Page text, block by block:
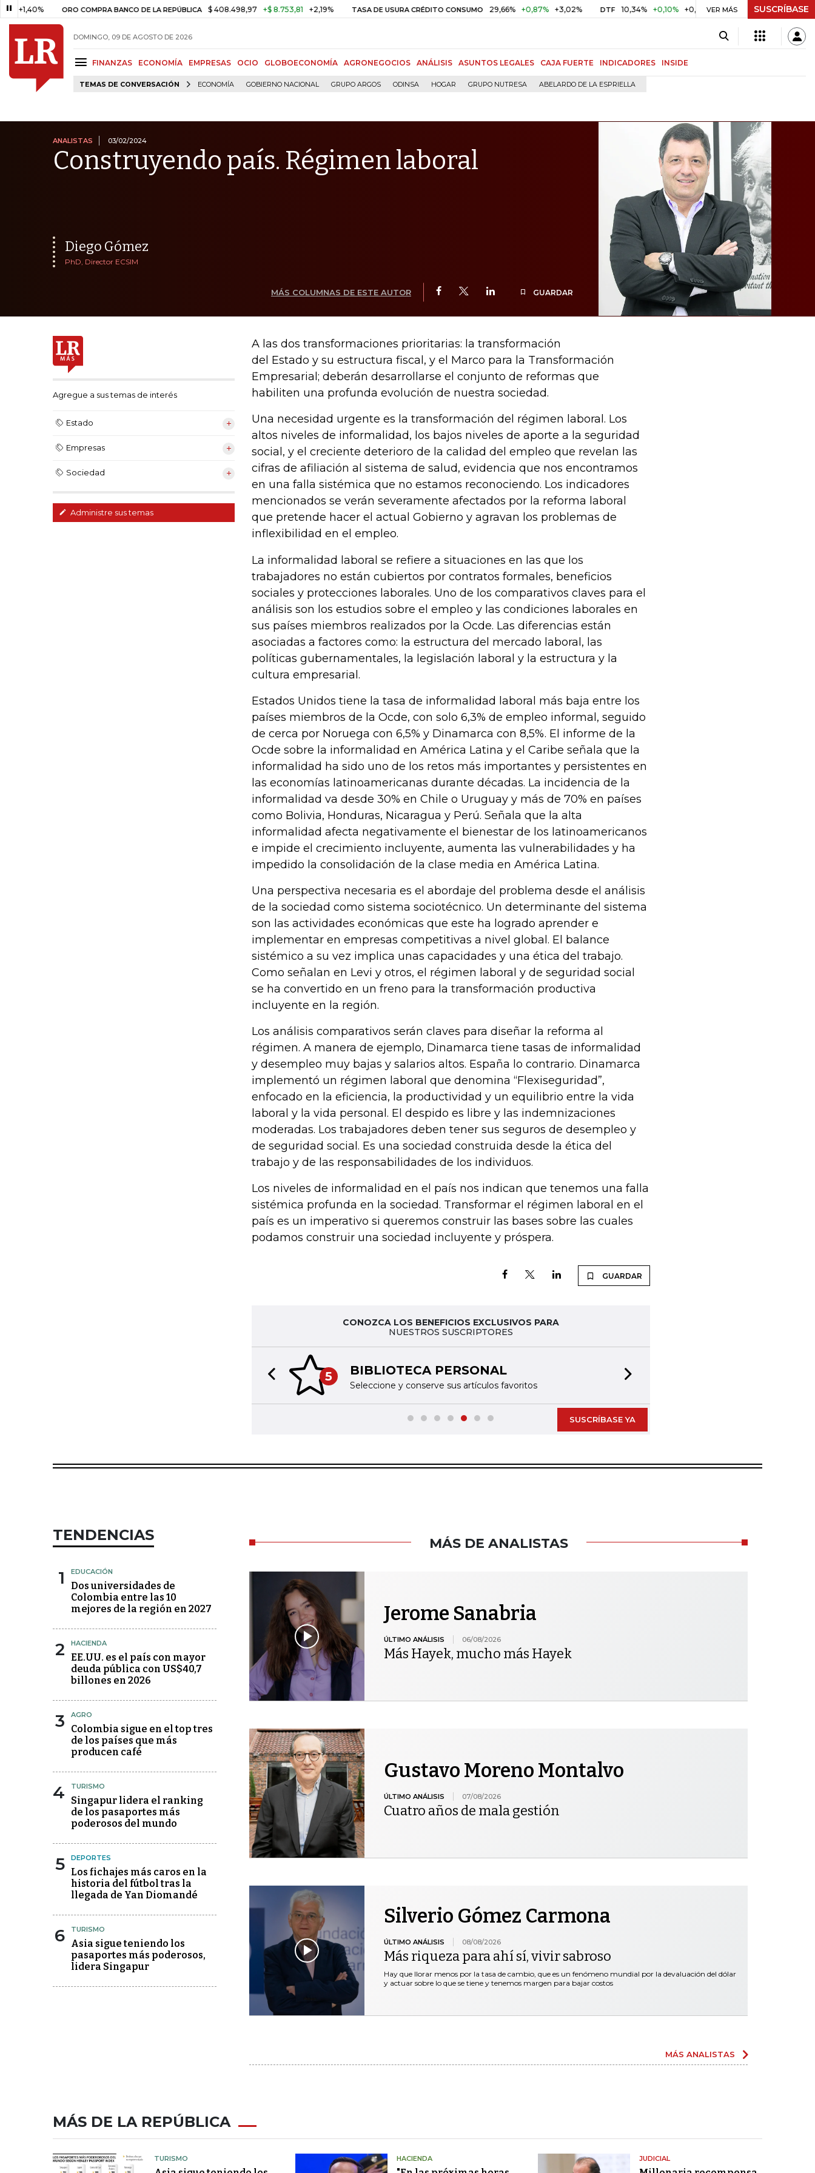
ORO COMPRA BANCO DE LA REPÚBLICA $ 408.498,97 +$ 8.753,81 +2,19% TASA DE USURA CRÉDITO CONSUMO 29,66% +0,87% +3,02% DTF 10,34% +0,10% +0,98% UVR $ 417,01 +$ 0,05 +0,01%
VER MÁS SUSCRÍBASE
DOMINGO, 09 DE AGOSTO DE 2026
FINANZAS ECONOMÍA EMPRESAS OCIO GLOBOECONOMÍA AGRONEGOCIOS ANÁLISIS ASUNTOS LEGALES CAJA FUERTE INDICADORES INSIDE
TEMAS DE CONVERSACIÓN ECONOMÍA GOBIERNO NACIONAL GRUPO ARGOS ODINSA HOGAR GRUPO NUTRESA ABELARDO DE LA ESPRIELLA
ANALISTAS 03/02/2024
Construyendo país. Régimen laboral
Diego Gómez
PhD, Director ECSIM
MÁS COLUMNAS DE ESTE AUTOR GUARDAR
Agregue a sus temas de interés
Estado
Empresas
Sociedad
Administre sus temas
A las dos transformaciones prioritarias: la transformación
del Estado y su estructura fiscal, y el Marco para la Transformación
Empresarial; deberán desarrollarse el conjunto de reformas que
habiliten una profunda evolución de nuestra sociedad.
Una necesidad urgente es la transformación del régimen laboral. Los
altos niveles de informalidad, los bajos niveles de aporte a la seguridad
social, y el creciente deterioro de la calidad del empleo que revelan las
cifras de afiliación al sistema de salud, evidencia que nos encontramos
en una falla sistémica que no estamos reconociendo. Los indicadores
mencionados se verán severamente afectados por la reforma laboral
que pretende hacer el actual Gobierno y agravan los problemas de
inflexibilidad en el empleo.
La informalidad laboral se refiere a situaciones en las que los
trabajadores no están cubiertos por contratos formales, beneficios
sociales y protecciones laborales. Uno de los comparativos claves para el
análisis son los estudios sobre el empleo y las condiciones laborales en
sus países miembros realizados por la Ocde. Las diferencias están
asociadas a factores como: la estructura del mercado laboral, las
políticas gubernamentales, la legislación laboral y la estructura y la
cultura empresarial.
Estados Unidos tiene la tasa de informalidad laboral más baja entre los
países miembros de la Ocde, con solo 6,3% de empleo informal, seguido
de cerca por Noruega con 6,5% y Dinamarca con 8,5%. El informe de la
Ocde sobre la informalidad en América Latina y el Caribe señala que la
informalidad ha sido uno de los retos más importantes y persistentes en
las economías latinoamericanas durante décadas. La incidencia de la
informalidad va desde 30% en Chile o Uruguay y más de 70% en países
como Bolivia, Honduras, Nicaragua y Perú. Señala que la alta
informalidad afecta negativamente el bienestar de los latinoamericanos
e impide el crecimiento incluyente, aumenta las vulnerabilidades y ha
impedido la consolidación de la clase media en América Latina.
Una perspectiva necesaria es el abordaje del problema desde el análisis
de la sociedad como sistema sociotécnico. Un determinante del sistema
son las actividades económicas que este ha logrado aprender e
implementar en empresas competitivas a nivel global. El balance
sistémico a su vez implica unas capacidades y una ética del trabajo.
Como señalan en Levi y otros, el régimen laboral y de seguridad social
se ha convertido en un freno para la transformación productiva
incluyente en la región.
Los análisis comparativos serán claves para diseñar la reforma al
régimen. A manera de ejemplo, Dinamarca tiene tasas de informalidad
y desempleo muy bajas y salarios altos. España lo contrario. Dinamarca
implementó un régimen laboral que denomina “Flexiseguridad”,
enfocado en la eficiencia, la productividad y un equilibrio entre la vida
laboral y la vida personal. El despido es libre y las indemnizaciones
moderadas. Los trabajadores deben tener sus seguros de desempleo y
de seguridad social. Es una sociedad construida desde la ética del
trabajo y de las responsabilidades de los individuos.
Los niveles de informalidad en el país nos indican que tenemos una falla
sistémica profunda en la sociedad. Transformar el régimen laboral en el
país es un imperativo si queremos construir las bases sobre las cuales
podamos construir una sociedad incluyente y próspera.
GUARDAR
CONOZCA LOS BENEFICIOS EXCLUSIVOS PARA
NUESTROS SUSCRIPTORES
5 BIBLIOTECA PERSONAL
Seleccione y conserve sus artículos favoritos
Previous slide
SUSCRÍBASE YA
TENDENCIAS
1 EDUCACIÓN
Dos universidades de
Colombia entre las 10
mejores de la región en 2027
2 HACIENDA
EE.UU. es el país con mayor
deuda pública con US$40,7
billones en 2026
3 AGRO
Colombia sigue en el top tres
de los países que más
producen café
4 TURISMO
Singapur lidera el ranking
de los pasaportes más
poderosos del mundo
5 DEPORTES
Los fichajes más caros en la
historia del fútbol tras la
llegada de Yan Diomandé
6 TURISMO
Asia sigue teniendo los
pasaportes más poderosos,
lidera Singapur
MÁS DE ANALISTAS
Jerome Sanabria
ÚLTIMO ANÁLISIS 06/08/2026
Más Hayek, mucho más Hayek
Gustavo Moreno Montalvo
ÚLTIMO ANÁLISIS 07/08/2026
Cuatro años de mala gestión
Silverio Gómez Carmona
ÚLTIMO ANÁLISIS 08/08/2026
Más riqueza para ahí sí, vivir sabroso
Hay que llorar menos por la tasa de cambio, que es un fenómeno mundial por la devaluación del dólar
y actuar sobre lo que se tiene y tenemos margen para bajar costos
MÁS ANALISTAS
MÁS DE LA REPÚBLICA
TURISMO HACIENDA JUDICIAL